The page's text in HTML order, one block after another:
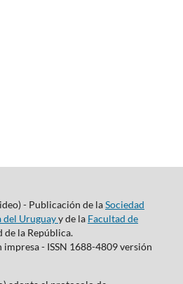
- Publicación de laSociedad
del Uruguayy de la Facultad de
de la República.
impresa - ISSN 1688-4809 versión